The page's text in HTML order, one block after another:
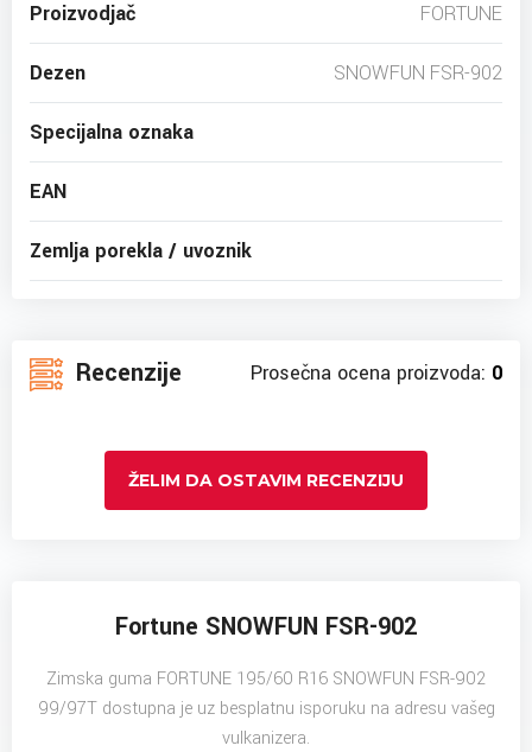
Proizvodjač FORTUNE
Dezen SNOWFUN FSR-902
Specijalna oznaka
EAN
Zemlja porekla / uvoznik
Recenzije Prosečna ocena proizvoda: 0
ŽELIM DA OSTAVIM RECENZIJU
Fortune SNOWFUN FSR-902
Zimska guma FORTUNE 195/60 R16 SNOWFUN FSR-902
99/97T dostupna je uz besplatnu isporuku na adresu vašeg
vulkanizera.